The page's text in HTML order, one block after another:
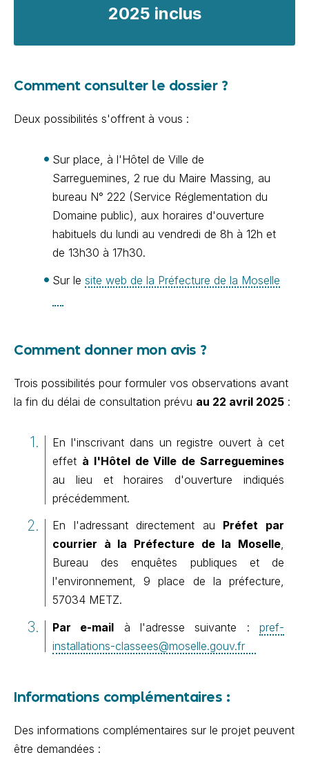
2025 inclus
Comment consulter le dossier ?
Deux possibilités s'offrent à vous :
Sur place, à l'Hôtel de Ville de
Sarreguemines, 2 rue du Maire Massing, au
bureau N° 222 (Service Réglementation du
Domaine public), aux horaires d'ouverture
habituels du lundi au vendredi de 8h à 12h et
de 13h30 à 17h30.
Sur le site web de la Préfecture de la Moselle
Comment donner mon avis ?
Trois possibilités pour formuler vos observations avant
la fin du délai de consultation prévu au 22 avril 2025 :
En l'inscrivant dans un registre ouvert à cet
effet à l'Hôtel de Ville de Sarreguemines
au lieu et horaires d'ouverture indiqués
précédemment.
En l'adressant directement au Préfet par
courrier à la Préfecture de la Moselle,
Bureau des enquêtes publiques et de
l'environnement, 9 place de la préfecture,
57034 METZ.
Par e-mail à l'adresse suivante :pref-
installations-classees@moselle.gouv.fr
Informations complémentaires :
Des informations complémentaires sur le projet peuvent
être demandées :